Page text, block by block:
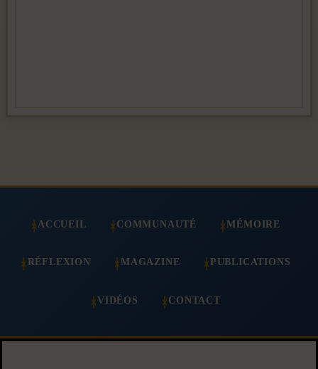
ACCUEIL COMMUNAUTÉ MÉMOIRE
RÉFLEXION MAGAZINE PUBLICATIONS
VIDÉOS CONTACT